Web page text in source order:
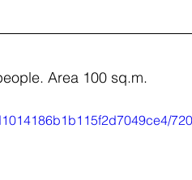
Area 100 sq.m.